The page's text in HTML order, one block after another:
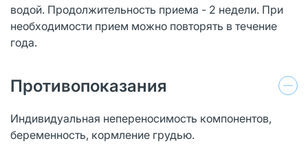
водой. Продолжительность приема - 2 недели. При
необходимости прием можно повторять в течение
года.
Противопоказания
Индивидуальная непереносимость компонентов,
беременность, кормление грудью.